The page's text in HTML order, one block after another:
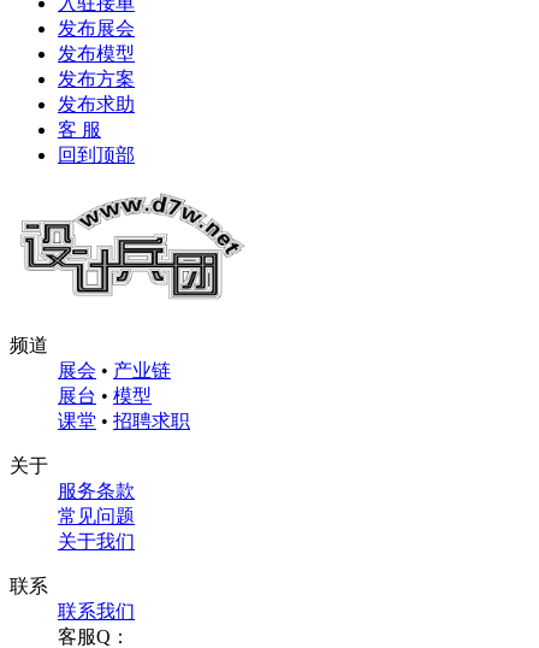
发布展会
发布模型
发布方案
发布求助
客 服
回到顶部
频道
展会 • 产业链
展台 • 模型
课堂 • 招聘求职
关于
服务条款
常见问题
关于我们
联系
联系我们
客服Q：